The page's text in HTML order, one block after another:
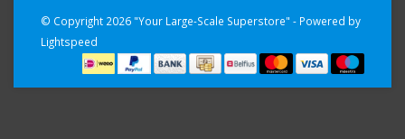
© Copyright 2026 "Your Large-Scale Superstore" - Powered by
Lightspeed